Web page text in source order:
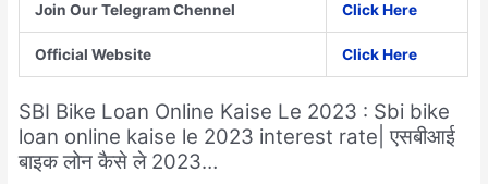
Join Our Telegram Chennel Click Here
Official Website Click Here
SBI Bike Loan Online Kaise Le 2023 : Sbi bike
loan online kaise le 2023 interest rate| एसबीआई
बाइक लोन कैसे ले 2023…